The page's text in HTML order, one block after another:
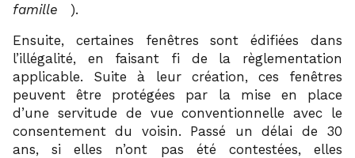
famille
).
Ensuite, certaines fenêtres sont édifiées dans
l’illégalité, en faisant fi de la règlementation
applicable. Suite à leur création, ces fenêtres
peuvent être protégées par la mise en place
d’une servitude de vue conventionnelle avec le
consentement du voisin. Passé un délai de 30
ans, si elles n’ont pas été contestées, elles